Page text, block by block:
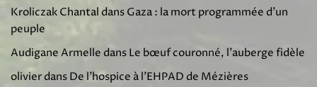
Kroliczak ChantaldansGaza : la mort programmée d’un
peuple
Audigane ArmelledansLe bœuf couronné, l’auberge fidèle
olivierdansDe l’hospice à l’EHPAD de Mézières